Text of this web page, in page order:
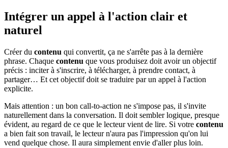
Intégrer un appel à l'action clair et
naturel
Créer du contenu qui convertit, ça ne s'arrête pas à la dernière
phrase. Chaque contenu que vous produisez doit avoir un objectif
précis : inciter à s'inscrire, à télécharger, à prendre contact, à
partager… Et cet objectif doit se traduire par un appel à l'action
explicite.
Mais attention : un bon call-to-action ne s'impose pas, il s'invite
naturellement dans la conversation. Il doit sembler logique, presque
évident, au regard de ce que le lecteur vient de lire. Si votre contenu
a bien fait son travail, le lecteur n'aura pas l'impression qu'on lui
vend quelque chose. Il aura simplement envie d'aller plus loin.